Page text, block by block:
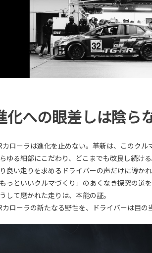
化への眼差しは陰ら
カローラは進化を止めない。革新は、このクル
ゆる細部にこだわり、どこまでも改良し続ける
良い走りを求めるドライバーの声だけに導かれ
もっといいクルマづくり」のあくなき探究の道を
して磨かれた走りは、本能の証。
カローラの新たなる野性を、ドライバーは目の